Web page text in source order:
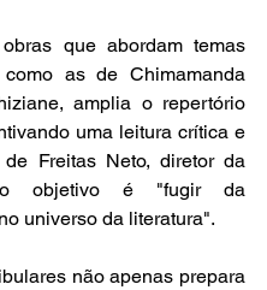
que abordam temas
as de Chimamanda
amplia o repertório
uma leitura crítica e
Freitas Neto, diretor da
o objetivo é "fugir da
universo da literatura".
não apenas prepara